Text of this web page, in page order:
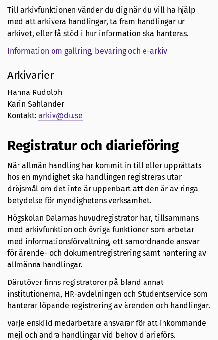
Till arkivfunktionen vänder du dig när du vill ha hjälp
med att arkivera handlingar, ta fram handlingar ur
arkivet, eller få stöd i hur information ska hanteras.
Information om gallring, bevaring och e-arkiv
Arkivarier
Hanna Rudolph
Karin Sahlander
Kontakt: arkiv@du.se
Registratur och diarieföring
När allmän handling har kommit in till eller upprättats
hos en myndighet ska handlingen registreras utan
dröjsmål om det inte är uppenbart att den är av ringa
betydelse för myndighetens verksamhet.
Högskolan Dalarnas huvudregistrator har, tillsammans
med arkivfunktion och övriga funktioner som arbetar
med informationsförvaltning, ett samordnande ansvar
för ärende- och dokumentregistrering samt hantering av
allmänna handlingar.
Därutöver finns registratorer på bland annat
institutionerna, HR-avdelningen och Studentservice som
hanterar löpande registrering av ärenden och handlingar.
Varje enskild medarbetare ansvarar för att inkommande
mejl och andra handlingar vid behov diarieförs.